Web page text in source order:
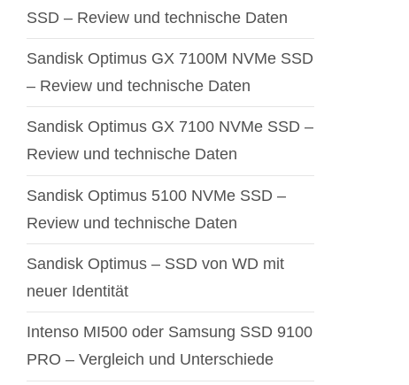
SSD – Review und technische Daten
Sandisk Optimus GX 7100M NVMe SSD
– Review und technische Daten
Sandisk Optimus GX 7100 NVMe SSD –
Review und technische Daten
Sandisk Optimus 5100 NVMe SSD –
Review und technische Daten
Sandisk Optimus – SSD von WD mit
neuer Identität
Intenso MI500 oder Samsung SSD 9100
PRO – Vergleich und Unterschiede